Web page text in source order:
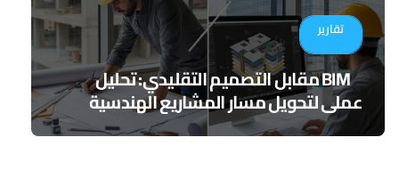
تقارير
BIM مقابل التصميم التقليدي: تحليل
عملي لتحويل مسار المشاريع الهندسية